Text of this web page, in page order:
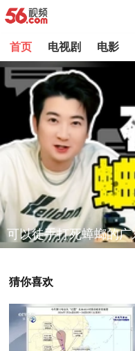
首页 电视剧 电影
未成年人犯罪所受刑
猜你喜欢